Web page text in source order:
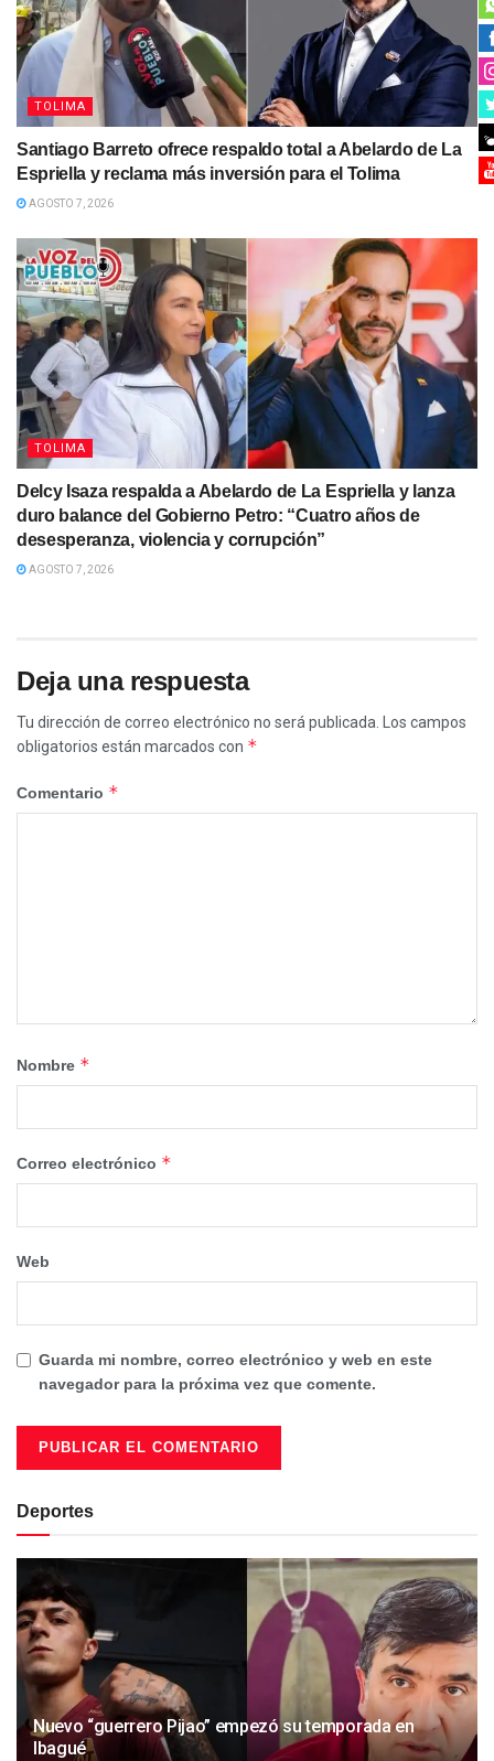
TOLIMA
Santiago Barreto ofrece respaldo total a Abelardo de La
Espriella y reclama más inversión para el Tolima
AGOSTO 7, 2026
TOLIMA
Delcy Isaza respalda a Abelardo de La Espriella y lanza
duro balance del Gobierno Petro: “Cuatro años de
desesperanza, violencia y corrupción”
AGOSTO 7, 2026
Deja una respuesta
Tu dirección de correo electrónico no será publicada.
Los campos
obligatorios están marcados con *
Comentario *
Nombre *
Correo electrónico *
Web
Guarda mi nombre, correo electrónico y web en este
navegador para la próxima vez que comente.
Deportes
Nuevo “guerrero Pijao” empezó su temporada en
Ibagué